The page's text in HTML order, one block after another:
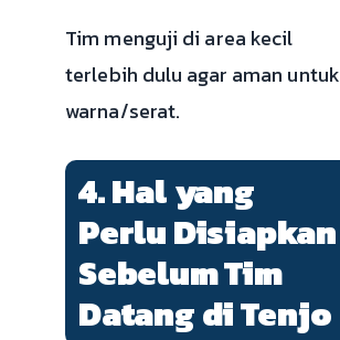
Tim menguji di area kecil
terlebih dulu agar aman untuk
warna/serat.
4. Hal yang
Perlu Disiapkan
Sebelum Tim
Datang di Tenjo